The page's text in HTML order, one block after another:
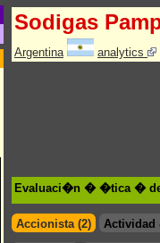
Sodigas
Argentina analytics
Evaluaci�n � �tica �
Accionista (2)
Actividad